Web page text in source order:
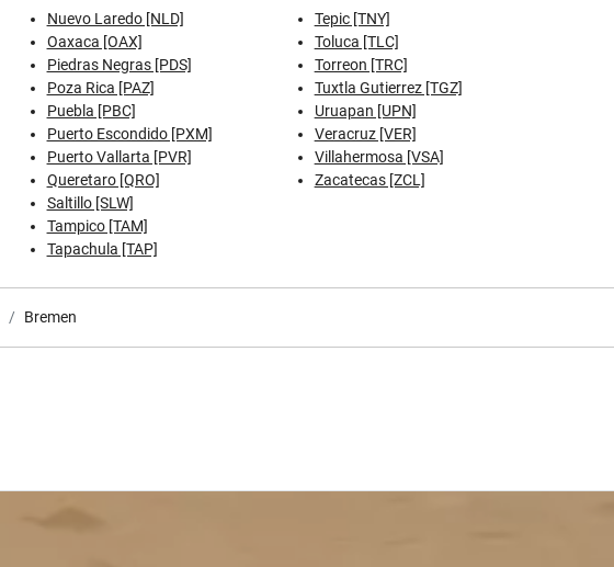
Nuevo Laredo [NLD]
Oaxaca [OAX]
Piedras Negras [PDS]
Poza Rica [PAZ]
Puebla [PBC]
Puerto Escondido [PXM]
Puerto Vallarta [PVR]
Queretaro [QRO]
Saltillo [SLW]
Tampico [TAM]
Tapachula [TAP]
Tepic [TNY]
Toluca [TLC]
Torreon [TRC]
Tuxtla Gutierrez [TGZ]
Uruapan [UPN]
Veracruz [VER]
Villahermosa [VSA]
Zacatecas [ZCL]
Bremen